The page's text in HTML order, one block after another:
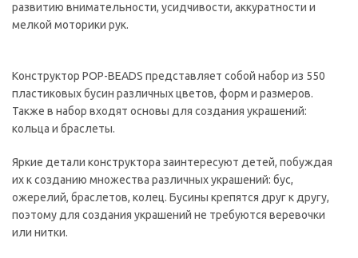
развитию внимательности, усидчивости, аккуратности и
мелкой моторики рук.
Конструктор POP-BEADS представляет собой набор из 550
пластиковых бусин различных цветов, форм и размеров.
Также в набор входят основы для создания украшений:
кольца и браслеты.
Яркие детали конструктора заинтересуют детей, побуждая
их к созданию множества различных украшений: бус,
ожерелий, браслетов, колец. Бусины крепятся друг к другу,
поэтому для создания украшений не требуются веревочки
или нитки.